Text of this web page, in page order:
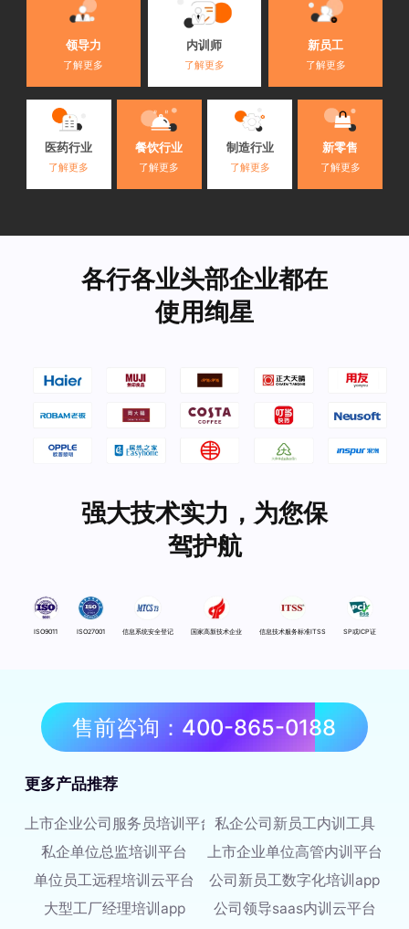
领导力
了解更多
内训师
了解更多
新员工
了解更多
医药行业
了解更多
餐饮行业
了解更多
制造行业
了解更多
新零售
了解更多
各行各业头部企业都在
使用绚星
强大技术实力，为您保
驾护航
ISO9011 ISO27001 信息系统安全登记 国家高新技术企业 信息技术服务标准ITSS SP或ICP证
售前咨询：400-865-0188
更多产品推荐
上市企业公司服务员培训平台 私企公司新员工内训工具
私企单位总监培训平台
上市企业单位高管内训平台
单位员工远程培训云平台
公司新员工数字化培训app
大型工厂经理培训app
公司领导saas内训云平台